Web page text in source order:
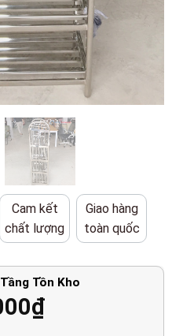
Cam kết
chất lượng
Giao hàng
toàn quốc
Tồn Kho
₫Giá